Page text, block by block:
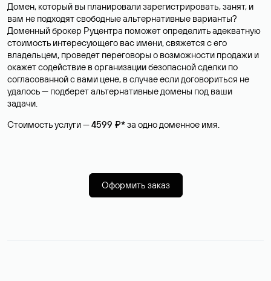
Домен, который вы планировали зарегистрировать, занят, и
вам не подходят свободные альтернативные варианты?
Доменный брокер Руцентра поможет определить адекватную
стоимость интересующего вас имени, свяжется с его
владельцем, проведет переговоры о возможности продажи и
окажет содействие в организации безопасной сделки по
согласованной с вами цене, в случае если договориться не
удалось — подберет альтернативные домены под ваши
задачи.
Стоимость услуги —4599 ₽*за одно доменное имя.
Оформить заказ